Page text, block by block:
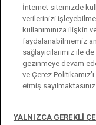
Kale Kilit bir Kale
Kişisel Verilerin
Bilgi Toplumu
Çerez Kullanım Bildirimi
İnternet sitemizde
verilerinizi
kullanımınıza ilişkin
faydalanabilmemiz
sağlayıcılarımız ile
gezinmeye devam
ve Çerez
etmiş
YALNIZCA GEREKLİ